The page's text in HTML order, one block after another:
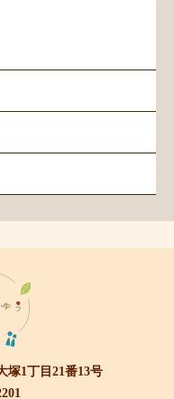
塚1丁目21番13号